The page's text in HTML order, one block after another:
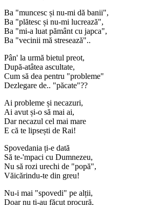
Ba "muncesc și nu-mi dă banii",
Ba "plătesc și nu-mi lucrează",
Ba "mi-a luat pământ cu japca",
Ba "vecinii mă stresează"..
Pân' la urmă bietul preot,
După-atâtea ascultate,
Cum să dea pentru "probleme"
Dezlegare de.. "păcate"??
Ai probleme și necazuri,
Ai avut și-o să mai ai,
Dar necazul cel mai mare
E că te lipsești de Rai!
Spovedania ți-e dată
Să te-'mpaci cu Dumnezeu,
Nu să rozi urechi de "popă",
Văicărindu-te din greu!
Nu-i mai "spovedi" pe alții,
Doar nu ți-au făcut procură,